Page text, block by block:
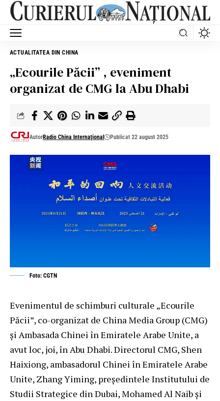
ACTUALITATEA DIN CHINA
„Ecourile Păcii” , eveniment
organizat de CMG la Abu Dhabi
AutorRadio China Internaţional Publicat 22 august 2025
Foto: CGTN
Evenimentul de schimburi culturale „Ecourile
Păcii”, co-organizat de China Media Group (CMG)
şi Ambasada Chinei în Emiratele Arabe Unite, a
avut loc, joi, în Abu Dhabi. Directorul CMG, Shen
Haixiong, ambasadorul Chinei în Emiratele Arabe
Unite, Zhang Yiming, președintele Institutului de
Studii Strategice din Dubai, Mohamed Al Naib și